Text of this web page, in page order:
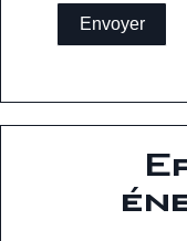
Envoyer